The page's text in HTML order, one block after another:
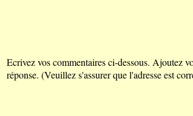
Ecrivez vos commentaires ci-dessous. Ajoutez
réponse. (Veuillez s'assurer que l'adresse est